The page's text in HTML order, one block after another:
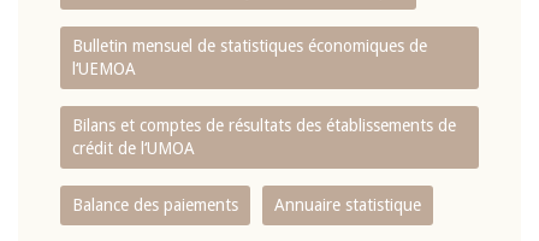
Bulletin mensuel de statistiques économiques de
l‘UEMOA
Bilans et comptes de résultats des établissements de
crédit de l‘UMOA
Balance des paiements Annuaire statistique